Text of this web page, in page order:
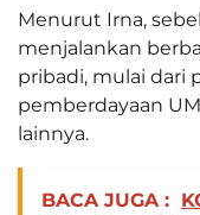
Menurut Irna,
menjalankan
pribadi, mulai dari
pemberdayaan
lainnya.
BACA JUGA :